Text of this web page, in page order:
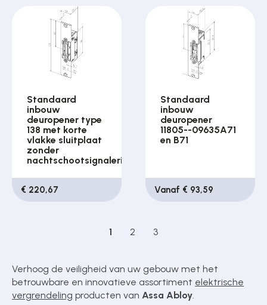
Standaard
inbouw
deuropener type
138 met korte
vlakke sluitplaat
zonder
nachtschootsignalering
€ 220,67
Standaard
inbouw
deuropener
11805--09635A71
en B71
Vanaf € 93,59
1 2 3
Verhoog de veiligheid van uw gebouw met het
betrouwbare en innovatieve assortiment elektrische
vergrendeling producten vanAssa Abloy.